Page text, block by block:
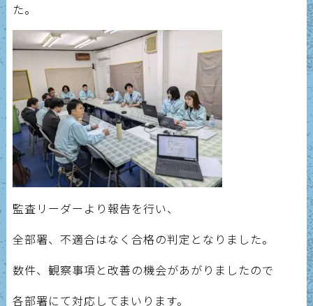
た。
監査リーダーより報告を行い、
全部署、不適合はなく合格の判定となりました。
数件、観察事項と改善の機会があがりましたので
各部署にて対応してまいります。